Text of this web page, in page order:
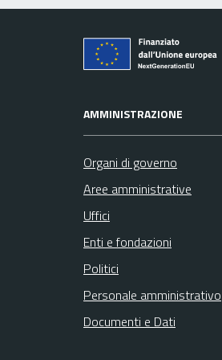
AMMINISTRAZIONE
Organi di governo
Aree amministrative
Uffici
Enti e fondazioni
Politici
Personale amministrativo
Documenti e Dati